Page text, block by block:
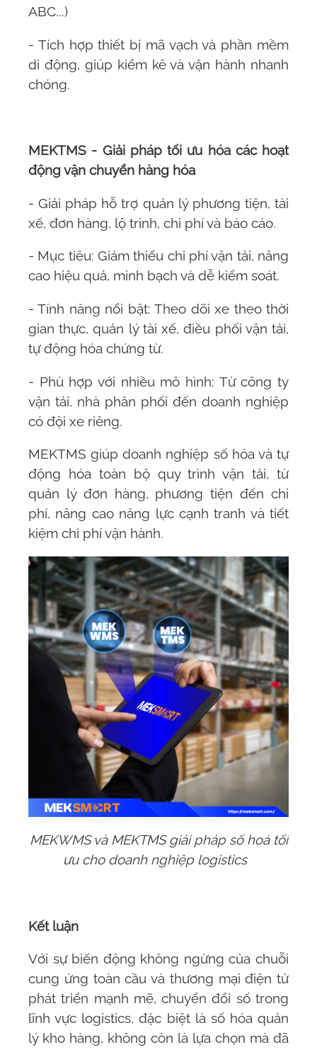
ABC...)
- Tích hợp thiết bị mã vạch và phần mềm
di động, giúp kiểm kê và vận hành nhanh
chóng.
MEKTMS - Giải pháp tối ưu hóa các hoạt
động vận chuyển hàng hóa
- Giải pháp hỗ trợ quản lý phương tiện, tài
xế, đơn hàng, lộ trình, chi phí và báo cáo.
- Mục tiêu: Giảm thiểu chi phí vận tải, nâng
cao hiệu quả, minh bạch và dễ kiểm soát.
- Tính năng nổi bật: Theo dõi xe theo thời
gian thực, quản lý tài xế, điều phối vận tải,
tự động hóa chứng từ.
- Phù hợp với nhiều mô hình: Từ công ty
vận tải, nhà phân phối đến doanh nghiệp
có đội xe riêng.
MEKTMS giúp doanh nghiệp số hóa và tự
động hóa toàn bộ quy trình vận tải, từ
quản lý đơn hàng, phương tiện đến chi
phí, nâng cao năng lực cạnh tranh và tiết
kiệm chi phí vận hành.
MEKWMS và MEKTMS giải pháp số hoá tối
ưu cho doanh nghiệp logistics
Kết luận
Với sự biến động không ngừng của chuỗi
cung ứng toàn cầu và thương mại điện tử
phát triển mạnh mẽ, chuyển đổi số trong
lĩnh vực logistics, đặc biệt là số hóa quản
lý kho hàng, không còn là lựa chọn mà đã